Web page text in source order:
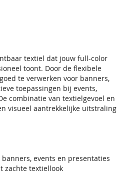
textiel dat jouw full-color
toont. Door de flexibele
te verwerken voor banners,
toepassingen bij events,
combinatie van textielgevoel en
visueel aantrekkelijke uitstraling
events en presentaties
zachte textiellook